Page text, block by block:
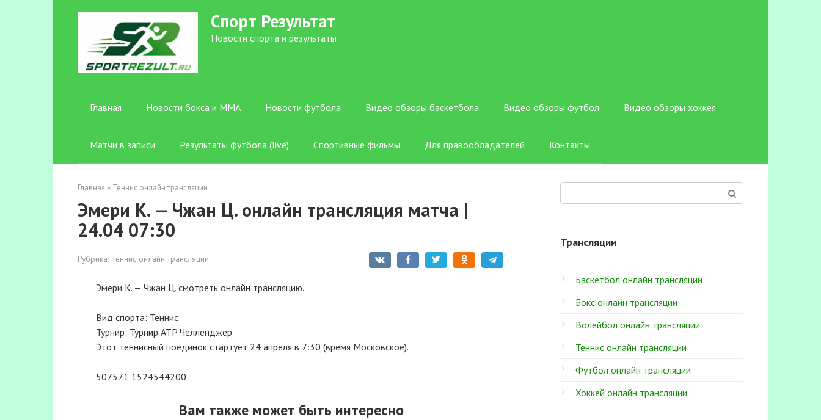
Спорт Результат
Новости спорта и результаты
Главная Новости бокса и ММА Новости футбола Видео обзоры баскетбола Видео обзоры футбол Видео обзоры хоккея
Матчи в записи Результаты футбола (live) Спортивные фильмы Для правообладателей Контакты
Главная » Теннис онлайн трансляции
Эмери К. — Чжан Ц. онлайн трансляция матча |
24.04 07:30
Рубрика: Теннис онлайн трансляции
Эмери К. — Чжан Ц. смотреть онлайн трансляцию.
Вид спорта: Теннис
Турнир: Турнир ATP Челленджер
Этот теннисный поединок стартует 24 апреля в 7:30 (время Московское).
507571 1524544200
Вам также может быть интересно
Трансляции
Баскетбол онлайн трансляции
Бокс онлайн трансляции
Волейбол онлайн трансляции
Теннис онлайн трансляции
Футбол онлайн трансляции
Хоккей онлайн трансляции